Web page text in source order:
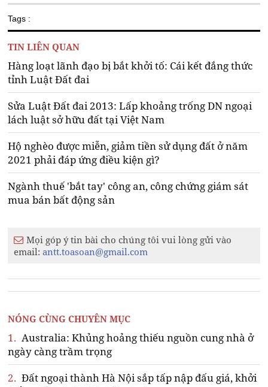
Tags :
TIN LIÊN QUAN
Hàng loạt lãnh đạo bị bắt khởi tố: Cái kết đắng thức
tỉnh Luật Đất đai
Sửa Luật Đất đai 2013: Lấp khoảng trống DN ngoại
lách luật sở hữu đất tại Việt Nam
Hộ nghèo được miễn, giảm tiền sử dụng đất ở năm
2021 phải đáp ứng điều kiện gì?
Ngành thuế 'bắt tay' công an, công chứng giám sát
mua bán bất động sản
Mọi góp ý tin bài cho chúng tôi vui lòng gửi vào
email:antt.toasoan@gmail.com
NÓNG CÙNG CHUYÊN MỤC
1. Australia: Khủng hoảng thiếu nguồn cung nhà ở
ngày càng trầm trọng
2. Đất ngoại thành Hà Nội sắp tấp nập đấu giá, khởi